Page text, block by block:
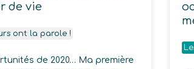
de vie
ont la parole !
de 2020… Ma première